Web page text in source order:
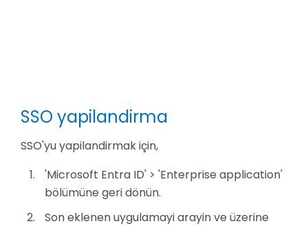
SSO yapilandirma
SSO'yu yapilandirmak için,
'Microsoft Entra ID' > 'Enterprise application'
bölümüne geri dönün.
Son eklenen uygulamayi arayin ve üzerine